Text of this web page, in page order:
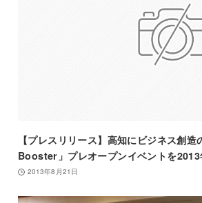
【プレスリリース】高知にビジネス創
Booster」プレオープンイベントを
2013年8月21日